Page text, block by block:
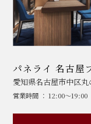
パネライ 名古屋
愛知県名古屋市中区
営業時間 ： 12:00～19:00